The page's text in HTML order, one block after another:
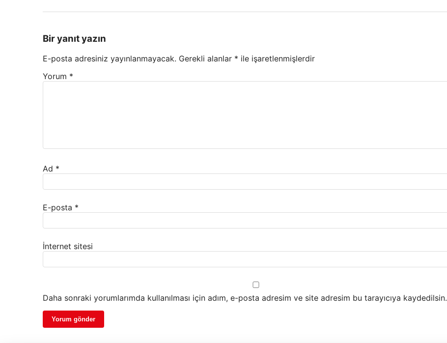
Bir yanıt yazın
E-posta adresiniz yayınlanmayacak. Gerekli alanlar * ile işaretlenmişlerdir
Yorum *
Ad *
E-posta *
İnternet sitesi
Daha sonraki yorumlarımda kullanılması için adım, e-posta adresim ve site adresim bu tarayıcıya kaydedilsin.